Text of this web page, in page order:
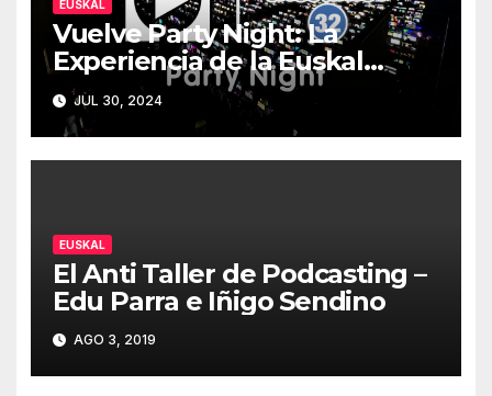
EUSKAL
Vuelve Party Night: La
Experiencia de la Euskal
Encounter 32 – Party Night
2024
JUL 30, 2024
EUSKAL
El Anti Taller de Podcasting –
Edu Parra e Iñigo Sendino
AGO 3, 2019